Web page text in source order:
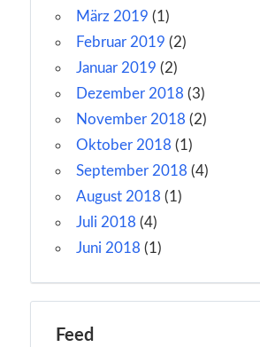
März 2019 (1)
Februar 2019 (2)
Januar 2019 (2)
Dezember 2018 (3)
November 2018 (2)
Oktober 2018 (1)
September 2018 (4)
August 2018 (1)
Juli 2018 (4)
Juni 2018 (1)
Feed